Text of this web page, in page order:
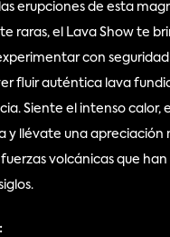
erupciones de esta
raras, el Lava Show te
con
fluir auténtica lava
Siente el intenso calor,
y llévate una apreciación
fuerzas volcánicas que